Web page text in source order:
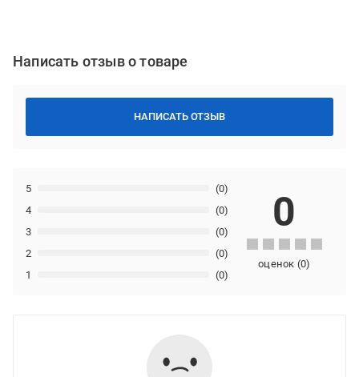
Написать отзыв о товаре
НАПИСАТЬ ОТЗЫВ
1 (0)
2 (0)
3 (0)
4 (0)
5 (0)
0
оценок (0)